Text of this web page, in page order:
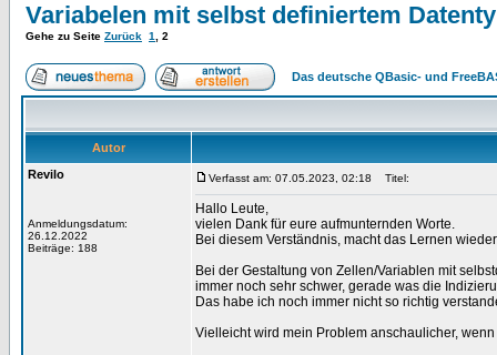
Variabelen mit selbst definiertem
Gehe zu Seite Zurück 1 2
Das deutsche QBasic- und
Autor
Revilo
Anmeldungsdatum:
26.12.2022
Beiträge: 188
Verfasst am: 07.05.2023, 02:18 Titel:
Hallo Leute,
vielen Dank für eure aufmunternden Worte.
Bei diesem Verständnis, macht das Lernen
Bei der Gestaltung von Zellen/Variablen mit
immer noch sehr schwer, gerade was die
Das habe ich noch immer nicht so richtig
Vielleicht wird mein Problem anschaulicher,